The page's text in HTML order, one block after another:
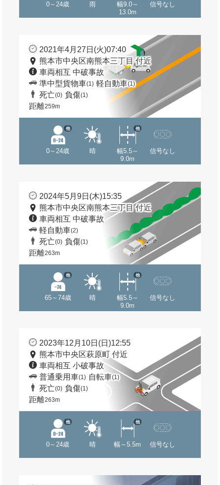
0～24歳 雨
幅9.0～
13.0m
信号なし
2021年4月27日(火)07:40
熊本市中央区南熊本三丁目 付近
車両相互 中破事故
準中型貨物車(1) 軽自動車(1)
死亡(0) 負傷(1)
距離259m
0～24歳
他
晴
幅5.5～
9.0m
他
信号なし
2024年5月9日(木)15:35
熊本市中央区南熊本三丁目 付近
車両相互 中破事故
軽自動車(2)
死亡(0) 負傷(1)
距離263m
65～74歳
他
晴
幅5.5～
9.0m
他
信号なし
2023年12月10日(日)12:55
熊本市中央区萩原町 付近
車両相互 小破事故
普通乗用車(1) 自転車(1)
死亡(0) 負傷(1)
距離263m
0～24歳
他
晴 幅～5.5m
他
信号なし